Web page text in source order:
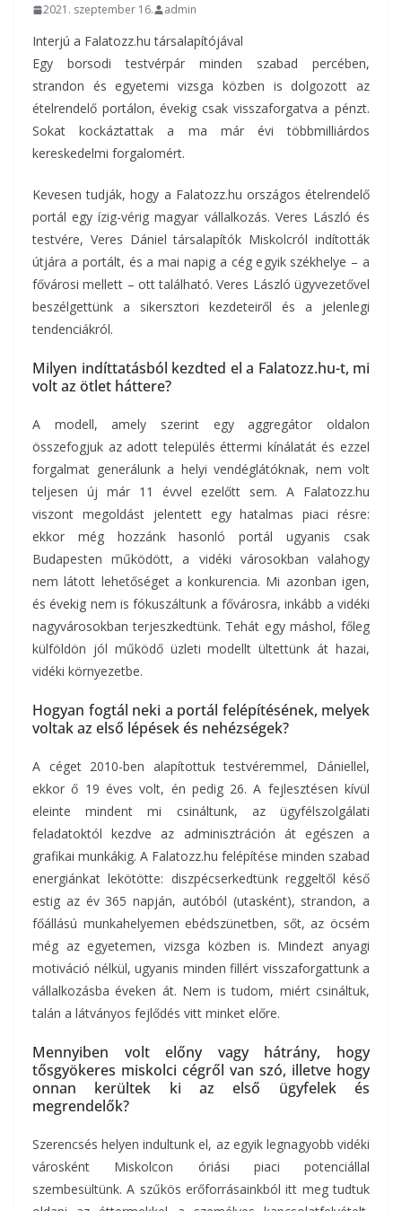
2021. szeptember 16. admin
Interjú a Falatozz.hu társalapítójával
Egy borsodi testvérpár minden szabad percében,
strandon és egyetemi vizsga közben is dolgozott az
ételrendelő portálon, évekig csak visszaforgatva a pénzt.
Sokat kockáztattak a ma már évi többmilliárdos
kereskedelmi forgalomért.
Kevesen tudják, hogy a Falatozz.hu országos ételrendelő
portál egy ízig-vérig magyar vállalkozás. Veres László és
testvére, Veres Dániel társalapítók Miskolcról indították
útjára a portált, és a mai napig a cég egyik székhelye – a
fővárosi mellett – ott található. Veres László ügyvezetővel
beszélgettünk a sikersztori kezdeteiről és a jelenlegi
tendenciákról.
Milyen indíttatásból kezdted el a Falatozz.hu-t, mi
volt az ötlet háttere?
A modell, amely szerint egy aggregátor oldalon
összefogjuk az adott település éttermi kínálatát és ezzel
forgalmat generálunk a helyi vendéglátóknak, nem volt
teljesen új már 11 évvel ezelőtt sem. A Falatozz.hu
viszont megoldást jelentett egy hatalmas piaci résre:
ekkor még hozzánk hasonló portál ugyanis csak
Budapesten működött, a vidéki városokban valahogy
nem látott lehetőséget a konkurencia. Mi azonban igen,
és évekig nem is fókuszáltunk a fővárosra, inkább a vidéki
nagyvárosokban terjeszkedtünk. Tehát egy máshol, főleg
külföldön jól működő üzleti modellt ültettünk át hazai,
vidéki környezetbe.
Hogyan fogtál neki a portál felépítésének, melyek
voltak az első lépések és nehézségek?
A céget 2010-ben alapítottuk testvéremmel, Dániellel,
ekkor ő 19 éves volt, én pedig 26. A fejlesztésen kívül
eleinte mindent mi csináltunk, az ügyfélszolgálati
feladatoktól kezdve az adminisztráción át egészen a
grafikai munkákig. A Falatozz.hu felépítése minden szabad
energiánkat lekötötte: diszpécserkedtünk reggeltől késő
estig az év 365 napján, autóból (utasként), strandon, a
főállású munkahelyemen ebédszünetben, sőt, az öcsém
még az egyetemen, vizsga közben is. Mindezt anyagi
motiváció nélkül, ugyanis minden fillért visszaforgattunk a
vállalkozásba éveken át. Nem is tudom, miért csináltuk,
talán a látványos fejlődés vitt minket előre.
Mennyiben volt előny vagy hátrány, hogy
tősgyökeres miskolci cégről van szó, illetve hogy
onnan kerültek ki az első ügyfelek és
megrendelők?
Szerencsés helyen indultunk el, az egyik legnagyobb vidéki
városként Miskolcon óriási piaci potenciállal
szembesültünk. A szűkös erőforrásainkból itt meg tudtuk